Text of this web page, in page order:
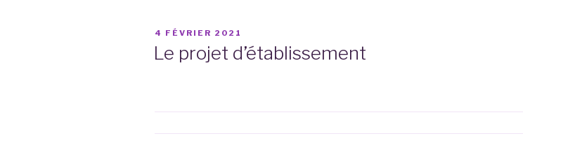
PUBLIÉ
4 FÉVRIER 2021
Le projet d’établissement